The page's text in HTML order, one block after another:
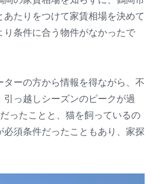
たりをつけて家賃相場を決めて
り条件に合う物件がなかったで
ーの方から情報を得ながら、不
っ越しシーズンのピークが過
ったことと、猫を飼っているの
必須条件だったこともあり、家探